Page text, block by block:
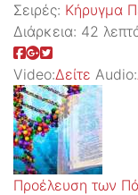
Σειρές: Kήρυγμα
Διάρκεια: 42
Video:Δείτε Audio:
Προέλευση των